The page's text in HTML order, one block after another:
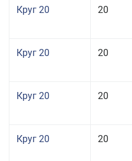
Круг 20 20
Круг 20 20
Круг 20 20
Круг 20 20